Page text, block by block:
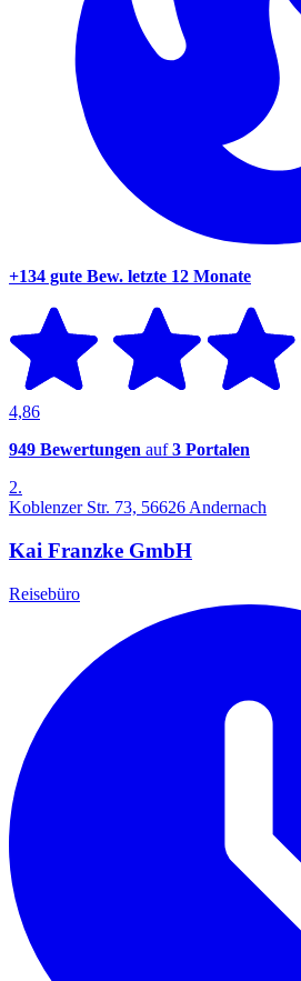
+134 gute Bew. letzte 12 Monate
4,86
949 Bewertungen auf3 Portalen
2.
Koblenzer Str. 73, 56626 Andernach
Kai Franzke GmbH
Reisebüro